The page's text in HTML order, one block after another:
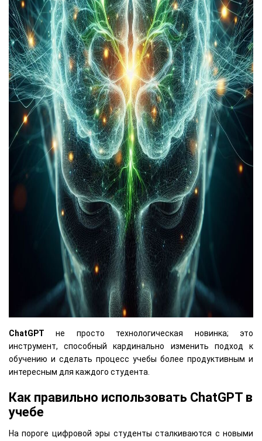
ChatGPT не просто технологическая новинка; это
инструмент, способный кардинально изменить подход к
обучению и сделать процесс учебы более продуктивным и
интересным для каждого студента.
Как правильно использовать ChatGPT в
учебе
На пороге цифровой эры студенты сталкиваются с новыми